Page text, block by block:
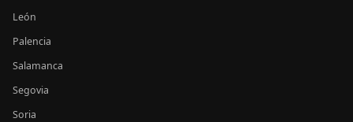
León
Palencia
Salamanca
Segovia
Soria